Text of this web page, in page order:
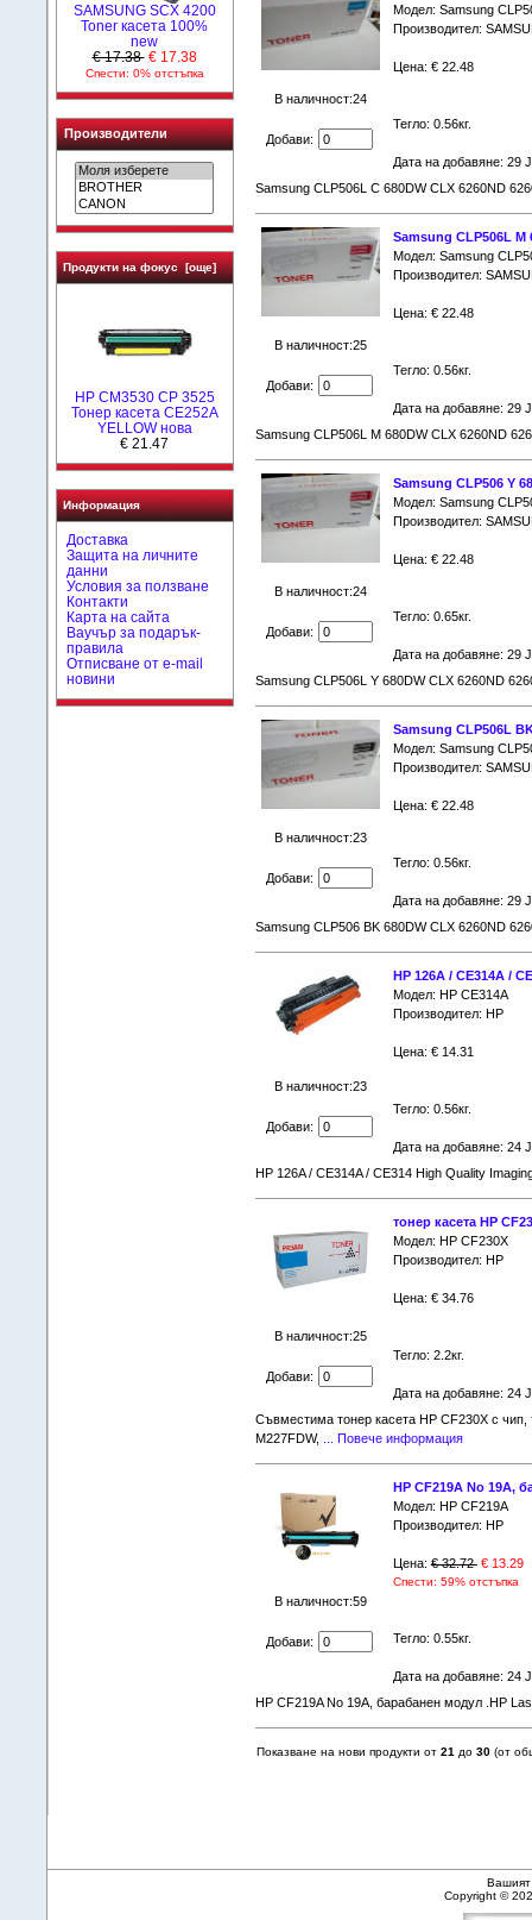
SAMSUNG SCX 4200
Toner касета 100%
new
€ 17.38 € 17.38
Спести: 0% отстъпка
Производители
Продукти на фокус [още]
HP CM3530 CP 3525
Тонер касета CE252A
YELLOW нова
€ 21.47
Информация
Доставка
Защита на личните
данни
Условия за ползване
Контакти
Карта на сайта
Ваучър за подарък-
правила
Отписване от e-mail
новини
В наличност:24
Добави:
Модел: Samsung
Производител:
Цена: € 22.48
Тегло: 0.56кг.
Дата на добавяне: 29
Samsung CLP506L C 680DW CLX 6260ND
В наличност:25
Добави:
Samsung CLP506L M
Модел: Samsung
Производител:
Цена: € 22.48
Тегло: 0.56кг.
Дата на добавяне: 29
Samsung CLP506L M 680DW CLX 6260ND
В наличност:24
Добави:
Samsung CLP506 Y
Модел: Samsung
Производител:
Цена: € 22.48
Тегло: 0.65кг.
Дата на добавяне: 29
Samsung CLP506L Y 680DW CLX 6260ND
В наличност:23
Добави:
Samsung CLP506L
Модел: Samsung
Производител:
Цена: € 22.48
Тегло: 0.56кг.
Дата на добавяне: 29
Samsung CLP506 BK 680DW CLX 6260ND
В наличност:23
Добави:
HP 126A / CE314A /
Модел: HP CE314A
Производител: HP
Цена: € 14.31
Тегло: 0.56кг.
Дата на добавяне: 24
HP 126A / CE314A / CE314 High Quality
В наличност:25
Добави:
тонер касета HP
Модел: HP CF230X
Производител: HP
Цена: € 34.76
Тегло: 2.2кг.
Дата на добавяне: 24
Съвместима тонер касета HP CF230X с чип,
M227FDW, ... Повече информация
В наличност:59
Добави:
HP CF219A No 19A,
Модел: HP CF219A
Производител: HP
Цена:€ 32.72 € 13.29
Спести: 59% отстъпка
Тегло: 0.55кг.
Дата на добавяне: 24
HP CF219A No 19A, барабанен модул .HP
Показване на нови продукти от 21 до 30(от
Copyright ©